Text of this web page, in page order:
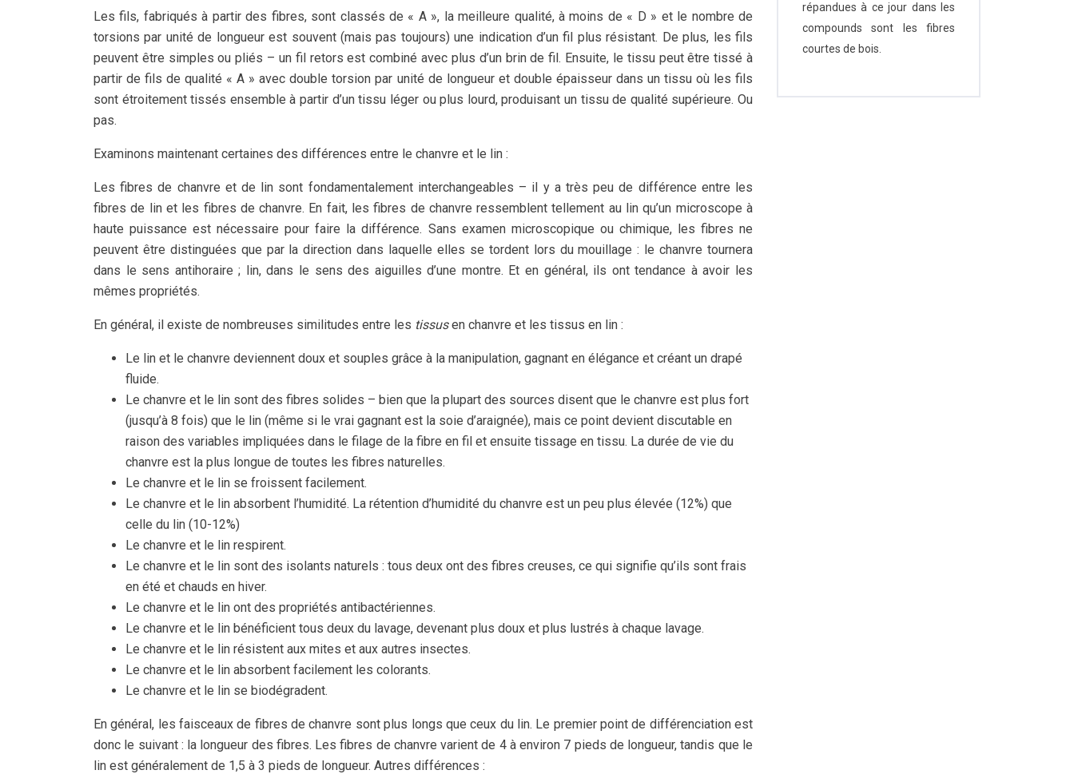
Les fils, fabriqués à partir des fibres, sont classés de « A », la meilleure qualité, à moins de « D » et le nombre de
torsions par unité de longueur est souvent (mais pas toujours) une indication d’un fil plus résistant. De plus, les fils
peuvent être simples ou pliés – un fil retors est combiné avec plus d’un brin de fil. Ensuite, le tissu peut être tissé à
partir de fils de qualité « A » avec double torsion par unité de longueur et double épaisseur dans un tissu où les fils
sont étroitement tissés ensemble à partir d’un tissu léger ou plus lourd, produisant un tissu de qualité supérieure. Ou
pas.
Examinons maintenant certaines des différences entre le chanvre et le lin :
Les fibres de chanvre et de lin sont fondamentalement interchangeables – il y a très peu de différence entre les
fibres de lin et les fibres de chanvre. En fait, les fibres de chanvre ressemblent tellement au lin qu’un microscope à
haute puissance est nécessaire pour faire la différence. Sans examen microscopique ou chimique, les fibres ne
peuvent être distinguées que par la direction dans laquelle elles se tordent lors du mouillage : le chanvre tournera
dans le sens antihoraire ; lin, dans le sens des aiguilles d’une montre. Et en général, ils ont tendance à avoir les
mêmes propriétés.
En général, il existe de nombreuses similitudes entre les tissusen chanvre et les tissus en lin :
Le lin et le chanvre deviennent doux et souples grâce à la manipulation, gagnant en élégance et créant un drapé
fluide.
Le chanvre et le lin sont des fibres solides – bien que la plupart des sources disent que le chanvre est plus fort
(jusqu’à 8 fois) que le lin (même si le vrai gagnant est la soie d’araignée), mais ce point devient discutable en
raison des variables impliquées dans le filage de la fibre en fil et ensuite tissage en tissu. La durée de vie du
chanvre est la plus longue de toutes les fibres naturelles.
Le chanvre et le lin se froissent facilement.
Le chanvre et le lin absorbent l’humidité. La rétention d’humidité du chanvre est un peu plus élevée (12%) que
celle du lin (10-12%)
Le chanvre et le lin respirent.
Le chanvre et le lin sont des isolants naturels : tous deux ont des fibres creuses, ce qui signifie qu’ils sont frais
en été et chauds en hiver.
Le chanvre et le lin ont des propriétés antibactériennes.
Le chanvre et le lin bénéficient tous deux du lavage, devenant plus doux et plus lustrés à chaque lavage.
Le chanvre et le lin résistent aux mites et aux autres insectes.
Le chanvre et le lin absorbent facilement les colorants.
Le chanvre et le lin se biodégradent.
En général, les faisceaux de fibres de chanvre sont plus longs que ceux du lin. Le premier point de différenciation est
donc le suivant : la longueur des fibres. Les fibres de chanvre varient de 4 à environ 7 pieds de longueur, tandis que le
lin est généralement de 1,5 à 3 pieds de longueur. Autres différences :
répandues à ce jour dans les
compounds sont les fibres
courtes de bois.